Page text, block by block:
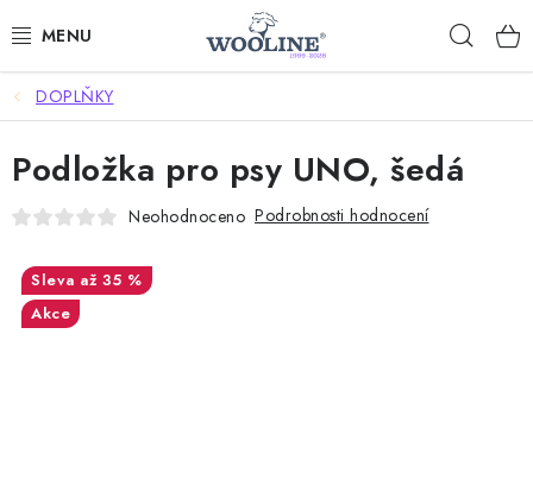
na
AKCE %
DÁRKOVÉ POUKAZY
OBLEČENÍ
OBUV
DOPLŇKY
Podložka pro psy UNO, šedá
Neohodnoceno Podrobnosti hodnocení
až 35 %
Akce